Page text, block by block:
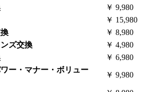
￥ 9,980
￥ 15,980
￥ 8,980
ズ交換
￥ 4,980
￥ 6,980
ー・マナー・ボリュー
￥ 9,980